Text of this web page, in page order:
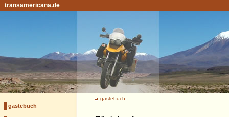
transamericana.de
gästebuch
gästebuch